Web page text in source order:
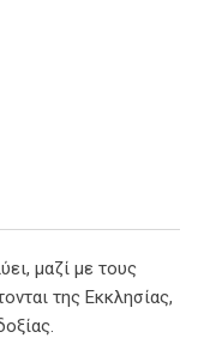
μαζί με τους
της Εκκλησίας,